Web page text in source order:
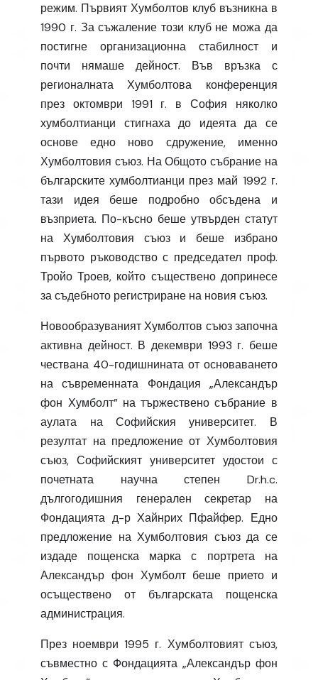
режим. Първият Хумболтов клуб възникна в
1990 г. За съжаление този клуб не можа да
постигне организационна стабилност и
почти нямаше дейност. Във връзка с
регионалната Хумболтова конференция
през октомври 1991 г. в София няколко
хумболтианци стигнаха до идеята да се
основе едно ново сдружение, именно
Хумболтовия съюз. На Общото събрание на
българските хумболтианци през май 1992 г.
тази идея беше подробно обсъдена и
възприета. По-късно беше утвърден статут
на Хумболтовия съюз и беше избрано
първото ръководство с председател проф.
Тройо Троев, който съществено допринесе
за съдебното регистриране на новия съюз.
Новообразуваният Хумболтов съюз започна
активна дейност. В декември 1993 г. беше
чествана 40-годишнината от основаването
на съвременната Фондация „Александър
фон Хумболт” на тържествено събрание в
аулата на Софийския университет. В
резултат на предложение от Хумболтовия
съюз, Софийският университет удостои с
почетната научна степен Dr.h.c.
дългогодишния генерален секретар на
Фондацията д-р Хайнрих Пфайфер. Едно
предложение на Хумболтовия съюз да се
издаде пощенска марка с портрета на
Александър фон Хумболт беше прието и
осъществено от българската пощенска
администрация.
През ноември 1995 г. Хумболтовият съюз,
съвместно с Фондацията „Александър фон